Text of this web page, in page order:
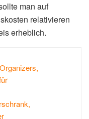
man auf
relativieren
erheblich.